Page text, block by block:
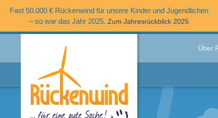
Fast 50.000 € Rückenwind für unsere Kinder und Jugendlichen
– so war das Jahr 2025. Zum Jahresrückblick 2025
Über